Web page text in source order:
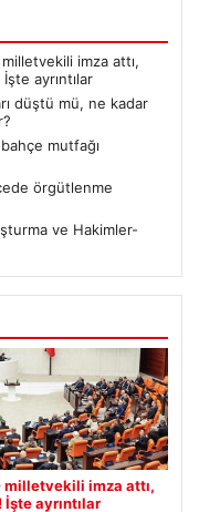
imza attı,
ayrıntılar
düştü mü, ne kadar
mutfağı
örgütlenme
ve Hakimler-
milletvekili imza attı,
ayrıntılar